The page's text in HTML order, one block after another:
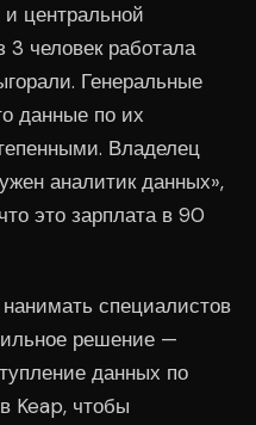
центральной
3 человек работала
Генеральные
данные по их
Владелец
аналитик данных»,
это зарплата в 90
специалистов
решение —
данных по
Keap, чтобы